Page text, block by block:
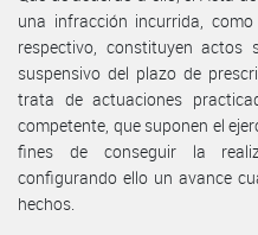
una infracción incurrida,
respectivo, constituyen actos
suspensivo del plazo de
trata de actuaciones
competente, que suponen el
fines de conseguir la
configurando ello un avance
hechos.